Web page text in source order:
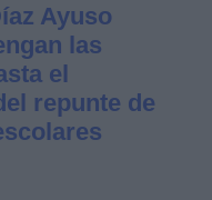
Ayuso
las
el
repunte de